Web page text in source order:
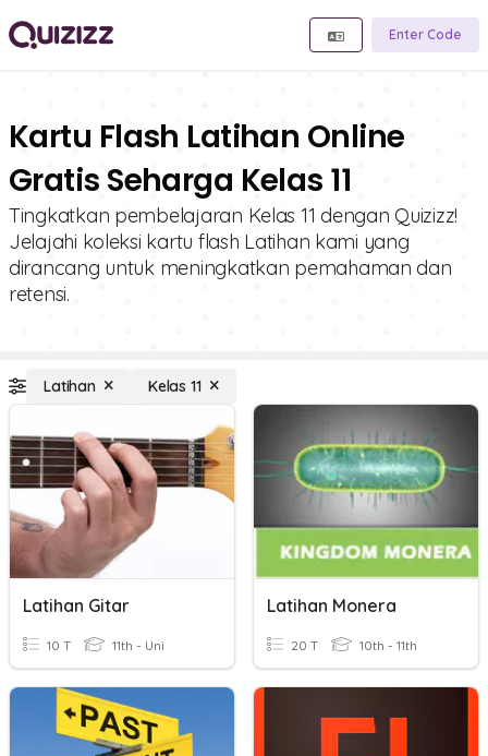
Enter Code
Kartu Flash Latihan Online
Gratis Seharga Kelas 11
Tingkatkan pembelajaran Kelas 11 dengan Quizizz!
Jelajahi koleksi kartu flash Latihan kami yang
dirancang untuk meningkatkan pemahaman dan
retensi.
Latihan Kelas 11
Latihan Gitar
10 T 11th - Uni
Latihan Monera
20 T 10th - 11th